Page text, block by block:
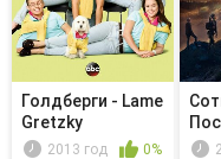
Голдберги - Lame
Gretzky
2013 год 0%